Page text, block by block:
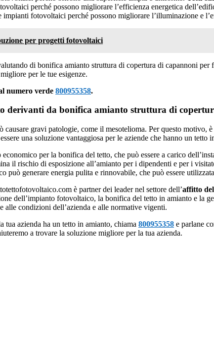
perché possono migliorare l’efficienza energetica
fotovoltaici perché possono migliorare l’illuminazione e
per progetti fotovoltaici
di bonifica amianto struttura di copertura di capannoni
per le tue esigenze.
numero verde 800955358.
derivanti da bonifica amianto struttura di
causare gravi patologie, come il mesotelioma. Per questo
una soluzione vantaggiosa per le aziende che hanno un
per la bonifica del tetto, che può essere a carico
il rischio di esposizione all’amianto per i dipendenti e per i
può generare energia pulita e rinnovabile, che può essere
è partner dei leader nel settore dell’affitto
dell’impianto fotovoltaico, la bonifica del tetto in amianto e
alle condizioni dell’azienda e alle normative vigenti.
tua azienda ha un tetto in amianto, chiama 800955358 e parlane
a trovare la soluzione migliore per la tua azienda.